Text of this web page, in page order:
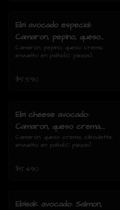
Ebi avocado especial:
Camaron, pepino, queso
crema, envuelto en palta.
Camaron, pepino, queso crema,
envuelto en palta.(10 piezas)
$5.590
Ebi cheese avocado:
Camaron, queso crema,
ciboulette, envuelto en palta
Camarón, queso crema, ciboulette,
envuelto en palta(10 piezas)
$5.490
Ebisak avocado: Salmon,